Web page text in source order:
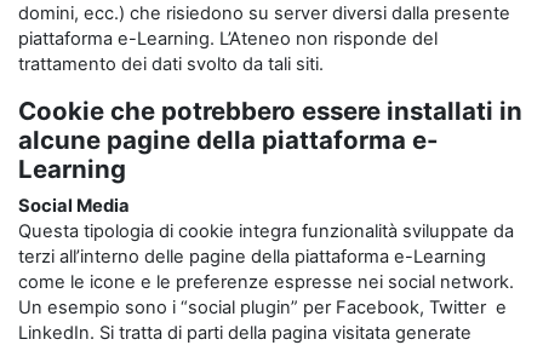
domini, ecc.) che risiedono su server diversi dalla presente
piattaforma e-Learning. L’Ateneo non risponde del
trattamento dei dati svolto da tali siti.
Cookie che potrebbero essere installati in
alcune pagine della piattaforma e-
Learning
Social Media
Questa tipologia di cookie integra funzionalità sviluppate da
terzi all’interno delle pagine della piattaforma e-Learning
come le icone e le preferenze espresse nei social network.
Un esempio sono i “social plugin” per Facebook, Twitter e
LinkedIn. Si tratta di parti della pagina visitata generate